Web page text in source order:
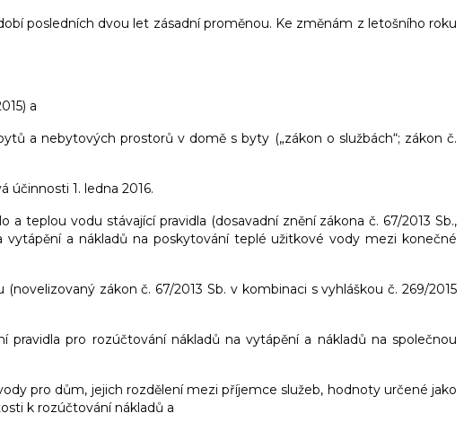
posledních dvou let zásadní proměnou. Ke změnám z letošního roku
a
a nebytových prostorů v domě s byty („zákon o službách“; zákon č.
1. ledna 2016.
teplou vodu stávající pravidla (dosavadní znění zákona č. 67/2013 Sb.,
a nákladů na poskytování teplé užitkové vody mezi konečné
zákon č. 67/2013 Sb. v kombinaci s vyhláškou č. 269/2015
pro rozúčtování nákladů na vytápění a nákladů na společnou
pro dům, jejich rozdělení mezi příjemce služeb, hodnoty určené jako
k rozúčtování nákladů a